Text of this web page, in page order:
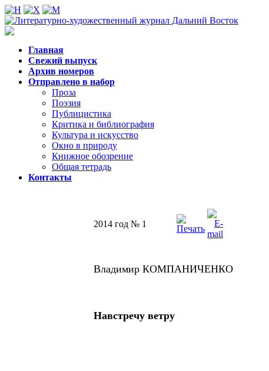
Главная
Свежий выпуск
Архив номеров
Отправлено в набор
Проза
Поэзия
Публицистика
Критика и библиография
Культура и искусство
Окно в природу
Книжное обозрение
Общая тетрадь
Контакты
2014 год № 1
Владимир КОМПАНИЧЕНКО
Навстречу ветру